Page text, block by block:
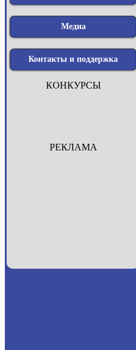
Медиа
Контакты и поддержка
КОНКУРСЫ
РЕКЛАМА